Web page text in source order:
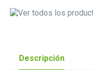
Descripción